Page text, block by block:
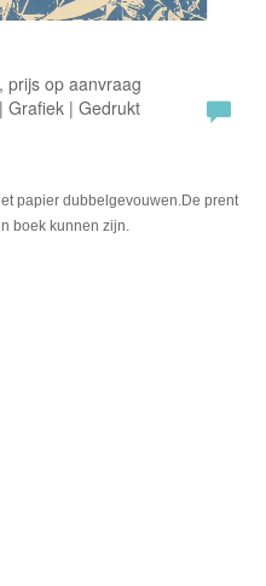
op aanvraag
Grafiek | Gedrukt
papier dubbelgevouwen.De prent
boek kunnen zijn.